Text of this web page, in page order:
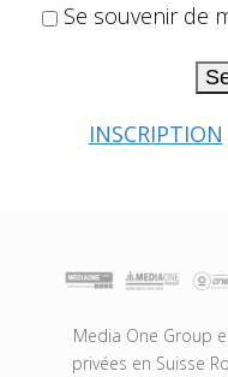
Se souvenir de
INSCRIPTION
Media One Group
privées en Suisse